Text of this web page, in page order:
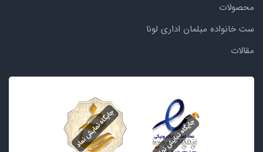
محصولات
ست خانواده مبلمان اداری لونا
مقالات